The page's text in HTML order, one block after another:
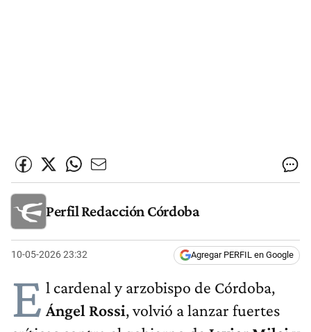
Perfil Redacción Córdoba
10-05-2026 23:32 Agregar PERFIL en Google
E l cardenal y arzobispo de Córdoba,
Ángel Rossi, volvió a lanzar fuertes